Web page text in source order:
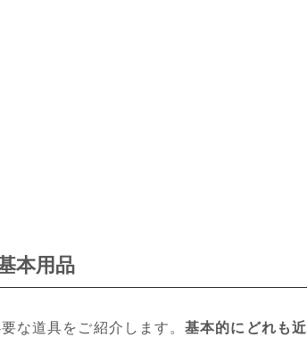
本用品
な道具をご紹介します。基本的にどれも近